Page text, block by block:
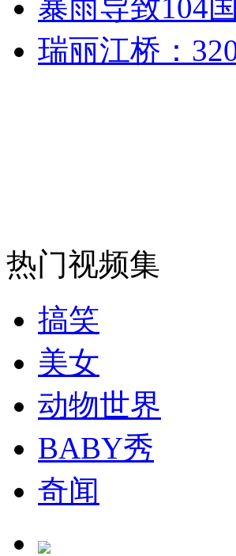
走！跟着总书记去植树
暴雨导致104
瑞丽江桥：
热门视频集
搞笑
美女
动物世界
BABY秀
奇闻